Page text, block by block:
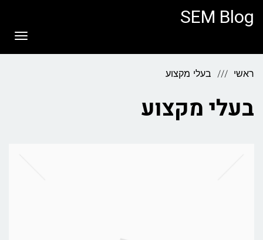
SEM Blog
ראשי בעלי מקצוע
בעלי מקצוע